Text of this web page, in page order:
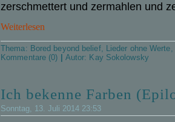
zerschmettert und zermahlen und
Weiterlesen
Thema: Bored beyond belief, Lieder ohne Werte,
Kommentare (0)
Autor: Kay Sokolowsky
Ich bekenne Farben
Sonntag, 13. Juli 2014 23:53